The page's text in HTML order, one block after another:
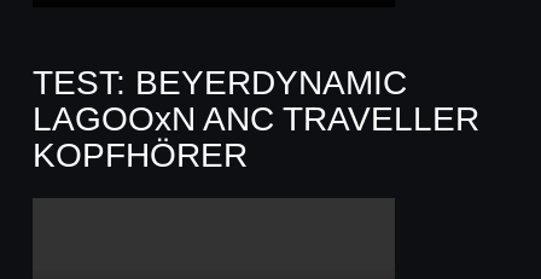
TEST: BEYERDYNAMIC
LAGOOxN ANC TRAVELLER
KOPFHÖRER